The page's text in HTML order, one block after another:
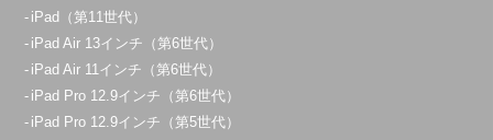
iPad（第11世代）
iPad Air 13インチ（第6世代）
iPad Air 11インチ（第6世代）
iPad Pro 12.9インチ（第6世代）
iPad Pro 12.9インチ（第5世代）